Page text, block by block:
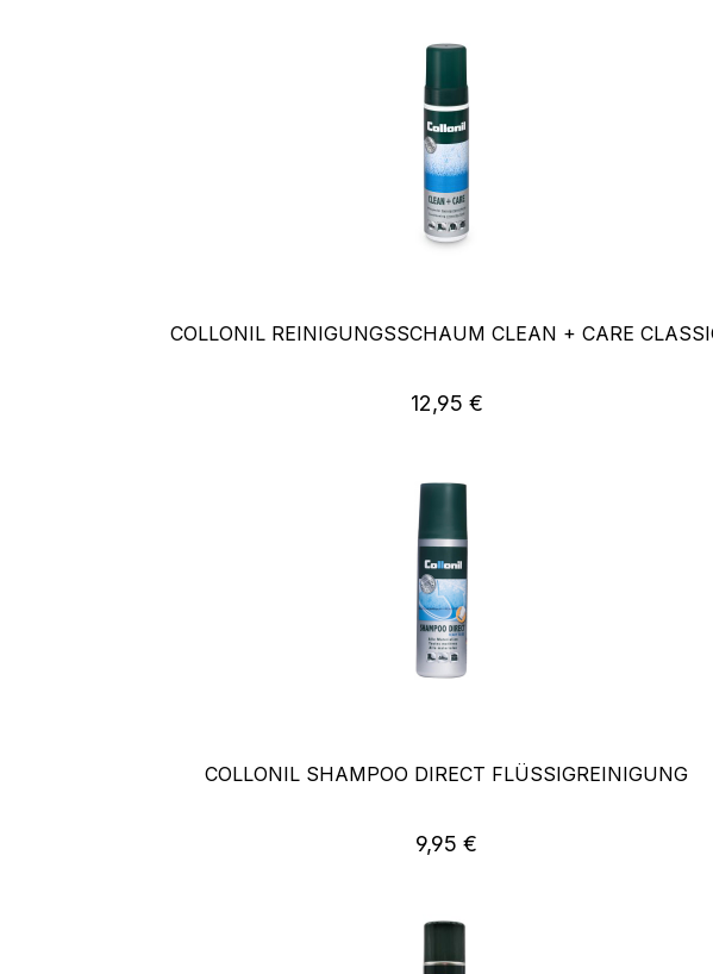
COLLONIL REINIGUNGSSCHAUM CLEAN + CARE
Regulärer Preis:
12,95 €
COLLONIL SHAMPOO DIRECT FLÜSSIGREINIGUNG
Regulärer Preis:
9,95 €